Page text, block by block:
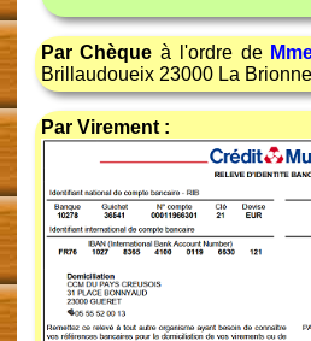
Par Chèque à l'ordre de
Brillaudoueix 23000 La
Par Virement :